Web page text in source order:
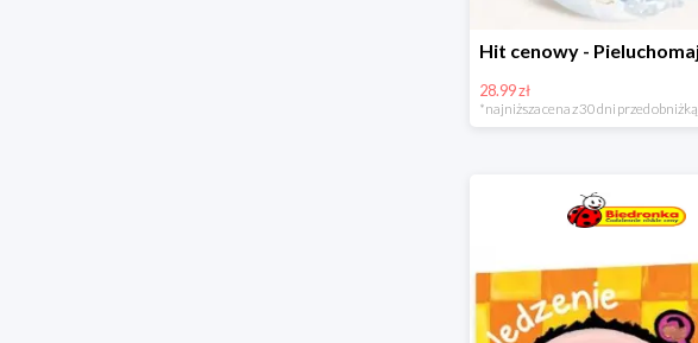
28.99 zł
*najniższa cena z 30 dni przed obniżką